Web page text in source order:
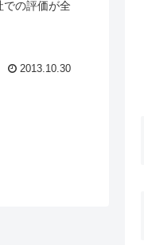
での評価が全
2013.10.30